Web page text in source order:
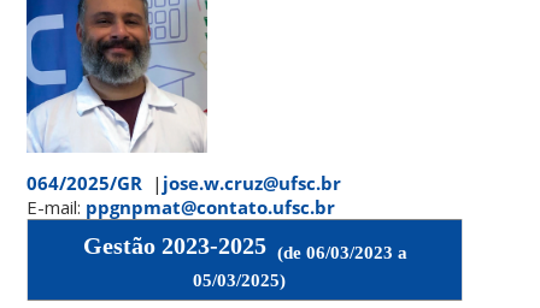
064/2025/GR | jose.w.cruz@ufsc.br
E-mail: ppgnpmat@contato.ufsc.br
Gestão 2023-2025 (de 06/03/2023 a
05/03/2025)